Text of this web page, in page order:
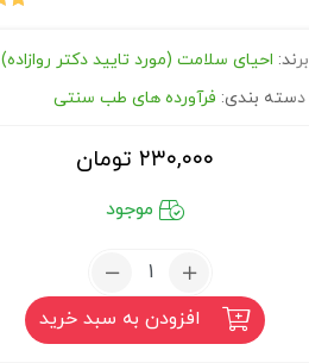
در
برند: احیای سلامت (مورد تایید دکتر روازاده)
دسته بندی: فرآورده های طب سنتی
۲۳۰,۰۰۰ تومان
موجود
تعداد:
ضماد
ب
۱۱۱
افزودن به سبد خرید